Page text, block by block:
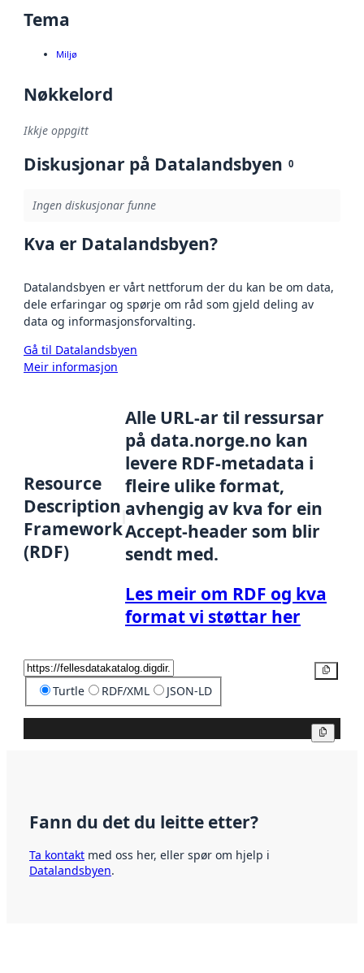
Tema
Miljø
Nøkkelord
Ikkje oppgitt
Diskusjonar på Datalandsbyen 0
Ingen diskusjonar funne
Kva er Datalandsbyen?
Datalandsbyen er vårt nettforum der du kan be om data,
dele erfaringar og spørje om råd som gjeld deling av
data og informasjonsforvalting.
Gå til Datalandsbyen
Meir informasjon
Resource
Description
Framework
(RDF)
Alle URL-ar til ressursar
på data.norge.no kan
levere RDF-metadata i
fleire ulike format,
avhengig av kva for ein
Accept-header som blir
sendt med.
Les meir om RDF og kva
format vi støttar her
Turtle RDF/XML JSON-LD
Fann du det du leitte etter?
Ta kontakt med oss her, eller spør om hjelp i
Datalandsbyen.